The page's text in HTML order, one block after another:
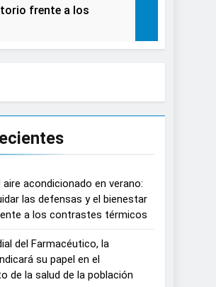
frente a los
en la retina
con cáncer
de los
espacios al aire
acondicionado en verano:
las defensas y el bienestar
a los contrastes térmicos
del Farmacéutico, la
su papel en el
de la salud de la población